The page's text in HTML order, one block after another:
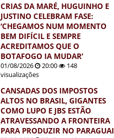
CRIAS DA MARÉ, HUGUINHO E
JUSTINO CELEBRAM FASE:
‘CHEGAMOS NUM MOMENTO
BEM DIFÍCIL E SEMPRE
ACREDITAMOS QUE O
BOTAFOGO IA MUDAR’
01/08/2026 20:00
148
visualizações
CANSADAS DOS IMPOSTOS
ALTOS NO BRASIL, GIGANTES
COMO LUPO E JBS ESTÃO
ATRAVESSANDO A FRONTEIRA
PARA PRODUZIR NO PARAGUAI